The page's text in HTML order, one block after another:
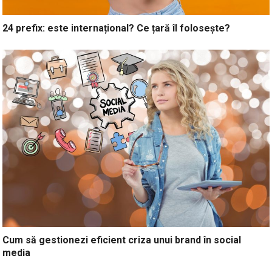
24 prefix: este internațional? Ce țară îl folosește?
Cum să gestionezi eficient criza unui brand în social
media